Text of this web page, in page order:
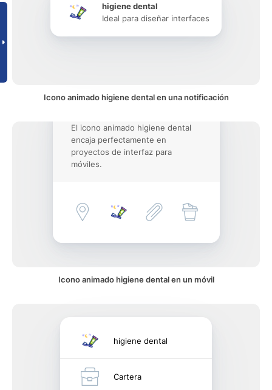
higiene dental
Ideal para diseñar interfaces
Icono animado higiene dental en una notificación
El icono animado higiene dental
encaja perfectamente en
proyectos de interfaz para
móviles.
Icono animado higiene dental en un móvil
higiene dental
Cartera